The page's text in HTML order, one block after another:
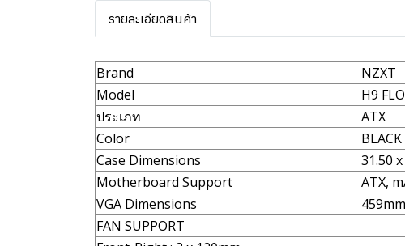
รายละเอียดสินค้า
Brand
NZXT
Model
H9
ประเภท
ATX
Color
BLACK
Case Dimensions
31.50
Motherboard Support
ATX,
VGA Dimensions
459mm
FAN SUPPORT